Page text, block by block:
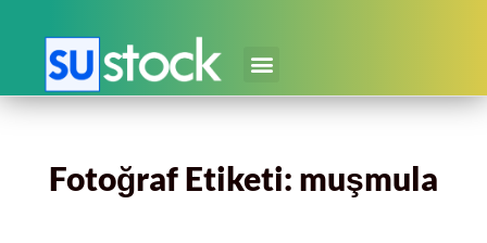
Fotoğraf Etiketi: muşmula